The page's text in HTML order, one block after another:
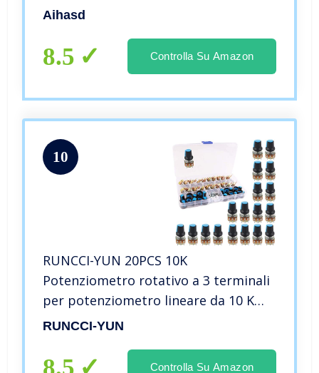
potenziometro Albero 15mm
Aihasd
8.5 Controlla Su Amazon
10
RUNCCI-YUN 20PCS 10K
Potenziometro rotativo a 3 terminali
per potenziometro lineare da 10 K
con cappucci e rondella
RUNCCI-YUN
Controlla Su Amazon